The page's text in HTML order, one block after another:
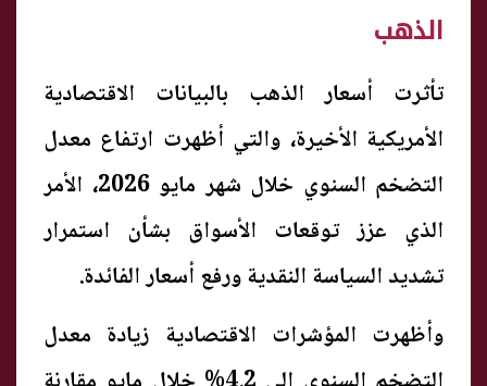
الذهب
تأثرت أسعار الذهب بالبيانات الاقتصادية
الأمريكية الأخيرة، والتي أظهرت ارتفاع معدل
التضخم السنوي خلال شهر مايو 2026، الأمر
الذي عزز توقعات الأسواق بشأن استمرار
تشديد السياسة النقدية ورفع أسعار الفائدة.
وأظهرت المؤشرات الاقتصادية زيادة معدل